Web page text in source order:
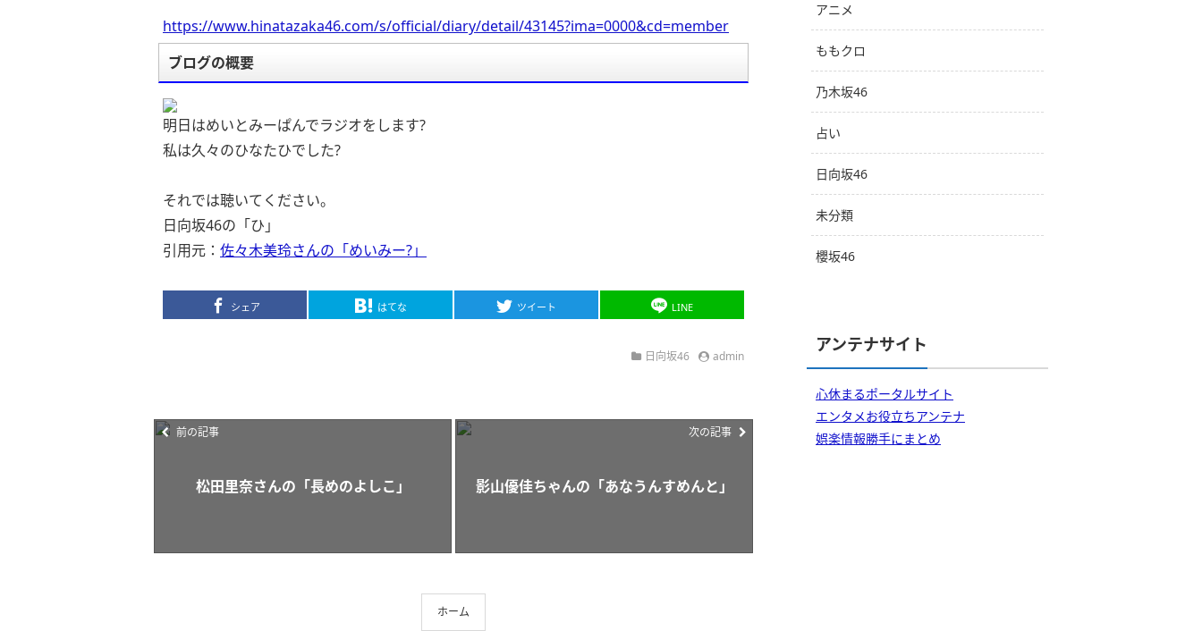
https://www.hinatazaka46.com/s/official/diary/detail/43145?ima=0000&cd=member
ブログの概要
明日はめいとみーぱんでラジオをします?
私は久々のひなたひでした?
それでは聴いてください。
日向坂46の「ひ」
引用元： 佐々木美玲さんの「めいみー?」
シェア はてな ツイート LINE
日向坂46 admin
前の記事
松田里奈さんの「長めのよしこ」
次の記事
影山優佳ちゃんの「あなうんすめんと」
ホーム
アニメ
ももクロ
乃木坂46
占い
日向坂46
未分類
櫻坂46
アンテナサイト
心休まるポータルサイト
エンタメお役立ちアンテナ
娯楽情報勝手にまとめ